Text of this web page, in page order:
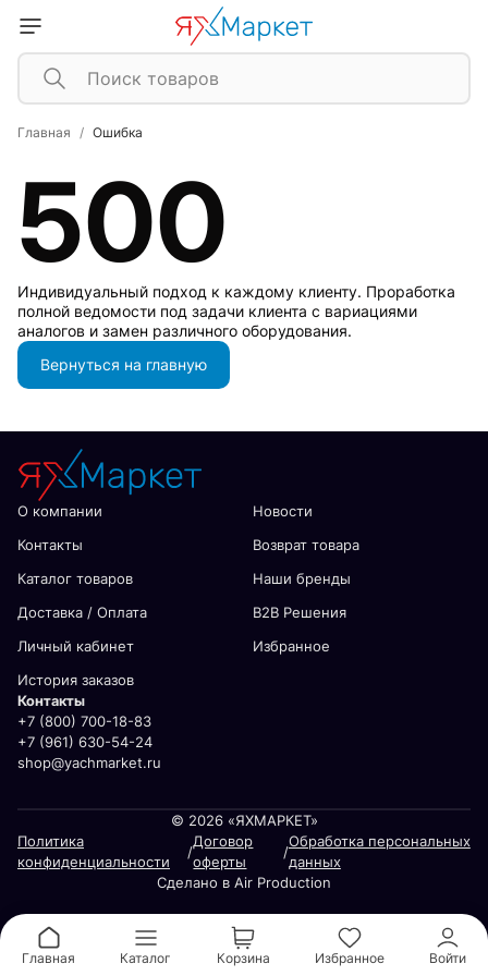
Главная Ошибка
500
Индивидуальный подход к каждому клиенту. Проработка
полной ведомости под задачи клиента с вариациями
аналогов и замен различного оборудования.
Вернуться на главную
О компании
Новости
Контакты
Возврат товара
Каталог товаров
Наши бренды
Доставка / Оплата
В2В Решения
Личный кабинет
Избранное
История заказов
Контакты
+7 (800) 700-18-83
+7 (961) 630-54-24
shop@yachmarket.ru
© 2026 «ЯХМАРКЕТ»
Политика
конфиденциальности
/
Договор
оферты
/
Обработка персональных
данных
Сделано в Air Production
Главная Каталог Корзина Избранное Войти